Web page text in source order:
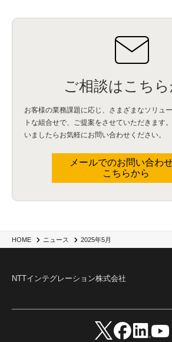
HOME ニュース 2025年5月
ご相談はこちら
お客様の業務課題に応じ、さまざまなソリュ
トな組合せで、 ご提案をさせていただきます
いましたらお気軽にお問い合わせください。
メールでのお問い合わ
こちらから
NTTインテグレーション株式会社